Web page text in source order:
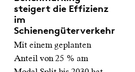
steigert die Effizienz
im
Schienengüterverkehr
Mit einem geplanten
Anteil von 25 % am